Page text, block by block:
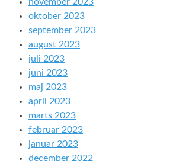
oktober 2023
september 2023
august 2023
juli 2023
juni 2023
maj 2023
april 2023
marts 2023
februar 2023
januar 2023
december 2022